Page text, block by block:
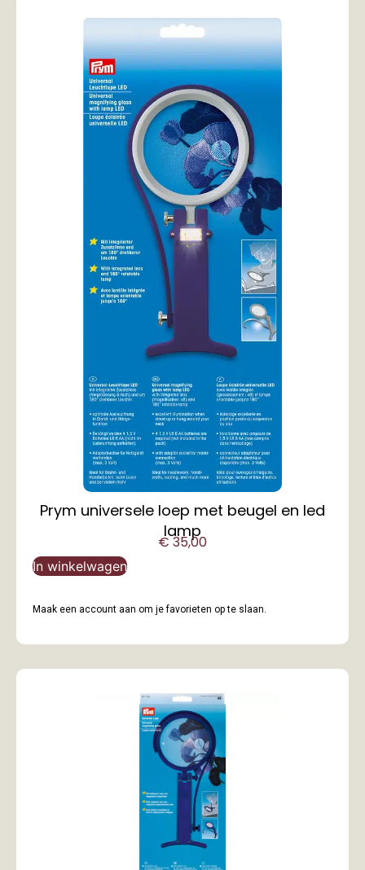
Prym universele loep met beugel en led
lamp
€35,00
In winkelwagen
Maak een account aan om je favorieten op te slaan.